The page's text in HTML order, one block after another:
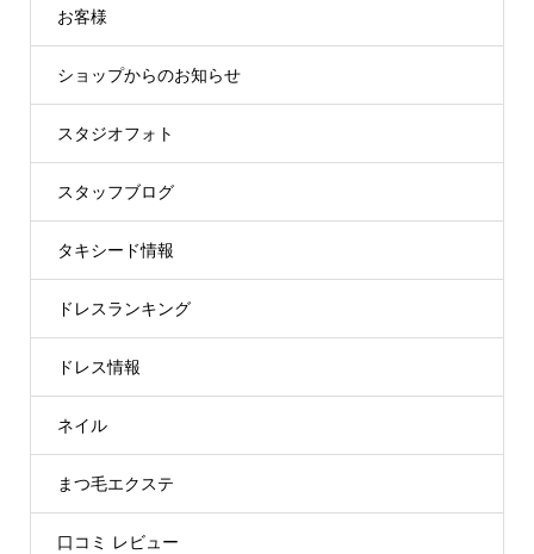
お客様
ショップからのお知らせ
スタジオフォト
スタッフブログ
タキシード情報
ドレスランキング
ドレス情報
ネイル
まつ毛エクステ
口コミ レビュー